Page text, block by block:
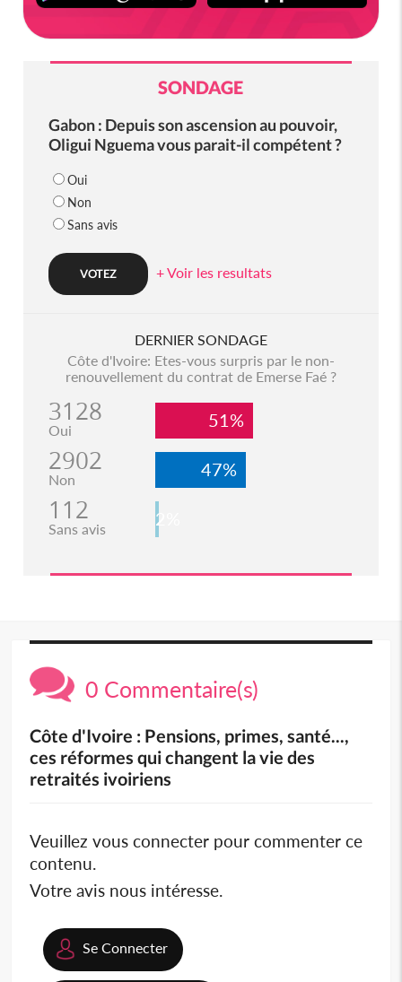
SONDAGE
Gabon : Depuis son ascension au pouvoir,
Oligui Nguema vous parait-il compétent ?
Oui
Non
Sans avis
+ Voir les resultats
DERNIER SONDAGE
Côte d'Ivoire: Etes-vous surpris par le non-
renouvellement du contrat de Emerse Faé ?
3128
Oui 51%
2902
Non 47%
112
Sans avis 2%
0 Commentaire(s)
Côte d'Ivoire : Pensions, primes, santé...,
ces réformes qui changent la vie des
retraités ivoiriens
Veuillez vous connecter pour commenter ce
contenu.
Votre avis nous intéresse.
Se Connecter